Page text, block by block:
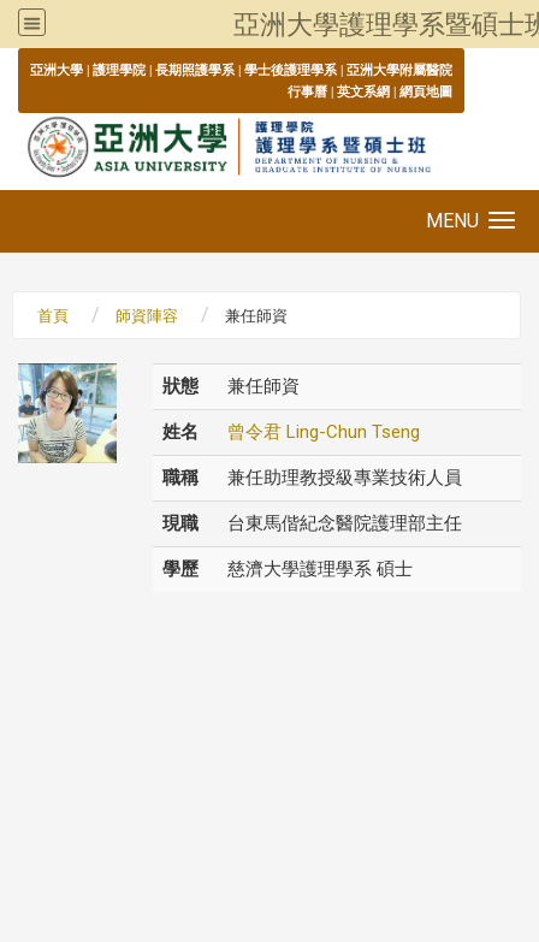
亞洲大學護理學系暨碩士
亞洲大學 | 護理學院 | 長期照護學系 | 學士後護理學系 | 亞洲大學附屬醫院
行事曆 | 英文系網 | 網頁地圖
MENU
首頁 師資陣容 兼任師資
狀態 兼任師資
姓名 曾令君 Ling-Chun Tseng
職稱 兼任助理教授級專業技術人員
現職 台東馬偕紀念醫院護理部主任
學歷 慈濟大學護理學系 碩士